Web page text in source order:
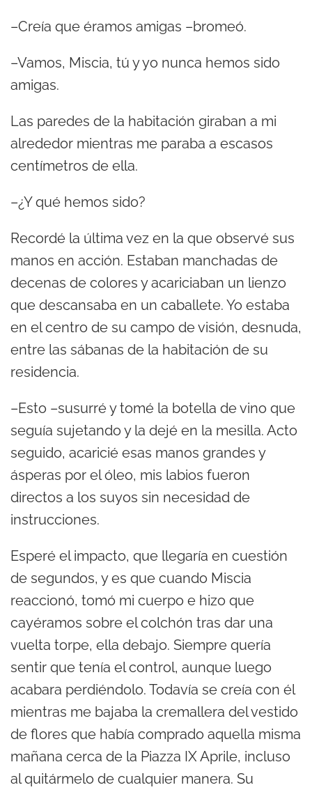
–Creía que éramos amigas –bromeó.
–Vamos, Miscia, tú y yo nunca hemos sido
amigas.
Las paredes de la habitación giraban a mi
alrededor mientras me paraba a escasos
centímetros de ella.
–¿Y qué hemos sido?
Recordé la última vez en la que observé sus
manos en acción. Estaban manchadas de
decenas de colores y acariciaban un lienzo
que descansaba en un caballete. Yo estaba
en el centro de su campo de visión, desnuda,
entre las sábanas de la habitación de su
residencia.
–Esto –susurré y tomé la botella de vino que
seguía sujetando y la dejé en la mesilla. Acto
seguido, acaricié esas manos grandes y
ásperas por el óleo, mis labios fueron
directos a los suyos sin necesidad de
instrucciones.
Esperé el impacto, que llegaría en cuestión
de segundos, y es que cuando Miscia
reaccionó, tomó mi cuerpo e hizo que
cayéramos sobre el colchón tras dar una
vuelta torpe, ella debajo. Siempre quería
sentir que tenía el control, aunque luego
acabara perdiéndolo. Todavía se creía con él
mientras me bajaba la cremallera del vestido
de flores que había comprado aquella misma
mañana cerca de la Piazza IX Aprile, incluso
al quitármelo de cualquier manera. Su